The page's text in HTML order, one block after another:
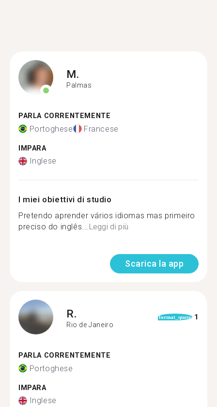
M.
Palmas
PARLA CORRENTEMENTE
Portoghese Francese
IMPARA
Inglese
I miei obiettivi di studio
Pretendo aprender vários idiomas mas primeiro
preciso do inglês...Leggi di più
Scarica la app
R.
Rio de Janeiro
format_quote 1
PARLA CORRENTEMENTE
Portoghese
IMPARA
Inglese